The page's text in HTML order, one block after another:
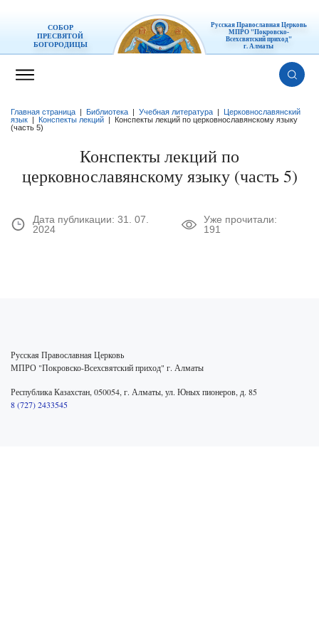
СОБОР
ПРЕСВЯТОЙ
БОГОРОДИЦЫ
Русская Православная Церковь
МПРО "Покровско-
Всехсвятский приход"
г. Алматы
Главная страница Библиотека Учебная литература
Церковнославянский
язык
Конспекты лекций
Конспекты лекций по церковнославянскому языку
(часть 5)
Конспекты лекций по
церковнославянскому языку (часть 5)
Дата публикации:31. 07.
2024
Уже прочитали:
191
Русская Православная Церковь
МПРО "Покровско-Всехсвятский приход" г. Алматы
Республика Казахстан, 050054, г. Алматы, ул. Юных пионеров, д. 85
8 (727) 2433545